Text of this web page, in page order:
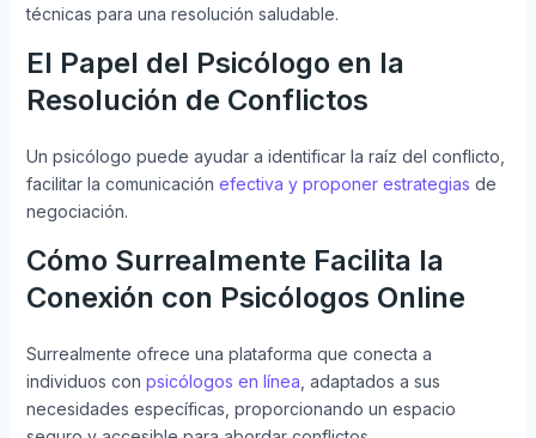
técnicas para una resolución saludable.
El Papel del Psicólogo en la
Resolución de Conflictos
Un psicólogo puede ayudar a identificar la raíz del conflicto,
facilitar la comunicación efectiva y proponer estrategias de
negociación.
Cómo Surrealmente Facilita la
Conexión con Psicólogos Online
Surrealmente ofrece una plataforma que conecta a
individuos con psicólogos en línea , adaptados a sus
necesidades específicas, proporcionando un espacio